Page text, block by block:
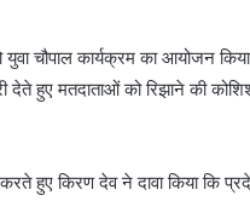
चौपाल कार्यक्रम का आयोजन
देते हुए मतदाताओं को रिझाने की
करते हुए किरण देव ने दावा किया कि